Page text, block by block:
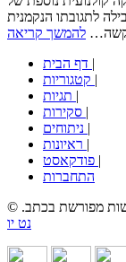
לתגובתו הנקמנית
להמשך קריאה
|
|
|
|
|
|
|
התחברות
מפורשת בכתב.
נט יו